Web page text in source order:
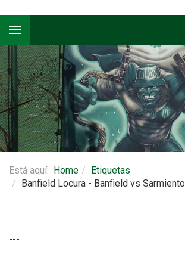
Está aquí: Home
Etiquetas
Banfield Locura - Banfield vs Sarmiento
---